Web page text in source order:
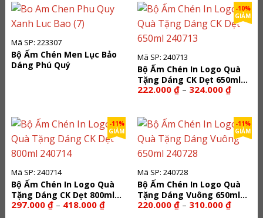
Mã SP: 223307
Bộ Ấm Chén Men Lục Bảo
Dáng Phú Quý
-10%
GIẢM
Mã SP: 240713
Bộ Ấm Chén In Logo Quà
Tặng Dáng CK Dẹt 650ml
240713
222.000 ₫ – 324.000 ₫Khoảng
giá:
đến
324.000
-11%
GIẢM
Mã SP: 240714
Bộ Ấm Chén In Logo Quà
Tặng Dáng CK Dẹt 800ml
240714
297.000 ₫ – 418.000 ₫Khoảng
giá:
-11%
GIẢM
Mã SP: 240728
Bộ Ấm Chén In Logo Quà
Tặng Dáng Vuông 650ml
240728
220.000 ₫ – 310.000 ₫Khoảng
giá: